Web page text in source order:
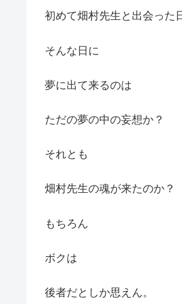
初めて畑村先生と出会った
そんな日に
夢に出て来るのは
ただの夢の中の妄想か？
それとも
畑村先生の魂が来たのか？
もちろん
ボクは
後者だとしか思えん。